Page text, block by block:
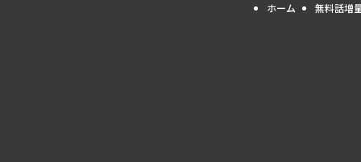
ホーム 無料話増